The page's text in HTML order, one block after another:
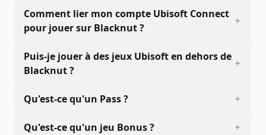
Comment lier mon compte Ubisoft Connect
pour jouer sur Blacknut ?
Puis-je jouer à des jeux Ubisoft en dehors de
Blacknut ?
Qu'est-ce qu'un Pass ?
Qu'est-ce qu'un jeu Bonus ?